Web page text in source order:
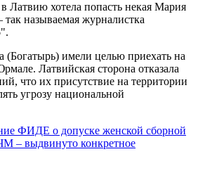
Латвию хотела попасть некая Мария
так называемая журналистка
(Богатырь) имели целью приехать на
Латвийская сторона отказала
что их присутствие на территории
угрозу национальной
ФИДЕ о допуске женской сборной
– выдвинуто конкретное